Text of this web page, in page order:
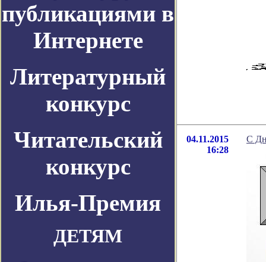
публикациями в
Интернете
Литературный
конкурс
Читательский
конкурс
Илья-Премия
ДЕТЯМ
04.11.2015
16:28
С